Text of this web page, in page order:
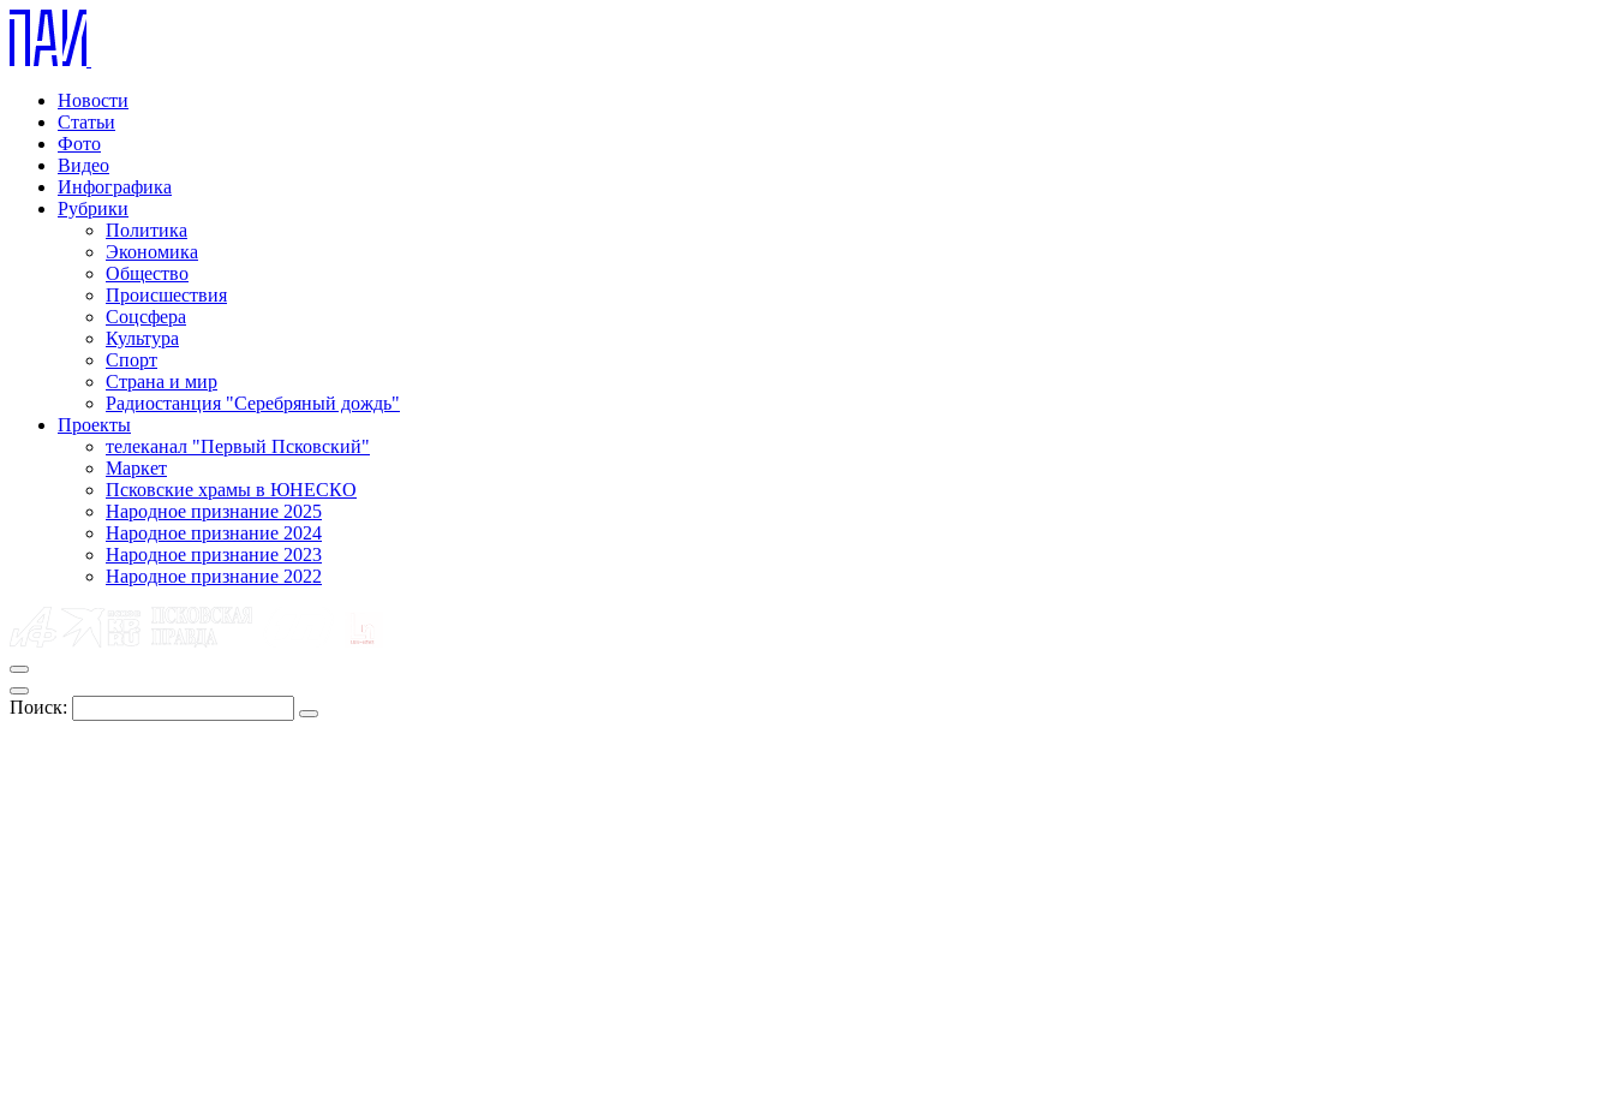
Новости
Статьи
Фото
Видео
Инфографика
Рубрики
Политика
Экономика
Общество
Происшествия
Соцсфера
Культура
Спорт
Страна и мир
Радиостанция "Серебряный дождь"
Проекты
телеканал "Первый Псковский"
Маркет
Псковские храмы в ЮНЕСКО
Народное признание 2025
Народное признание 2024
Народное признание 2023
Народное признание 2022
Поиск: